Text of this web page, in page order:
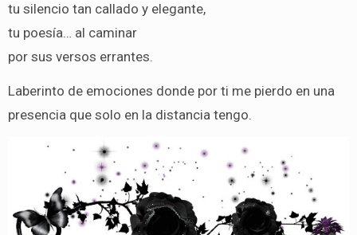
tu silencio tan callado y elegante,
tu poesía… al caminar
por sus versos errantes.
Laberinto de emociones donde por ti me pierdo en una
presencia que solo en la distancia tengo.